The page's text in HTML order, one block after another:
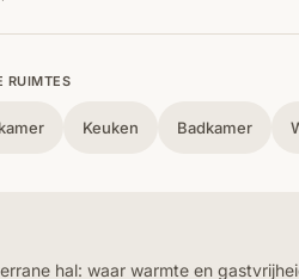
RUIMTES
Keuken Badkamer
hal: waar warmte en